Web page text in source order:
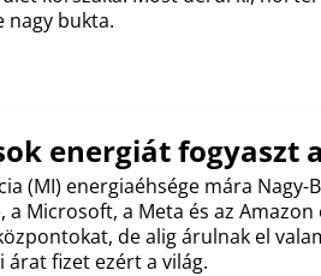
nagy bukta.
energiát fogyaszt
(MI) energiaéhsége mára Nagy-
Microsoft, a Meta és az Amazon
de alig árulnak el
fizet ezért a világ.